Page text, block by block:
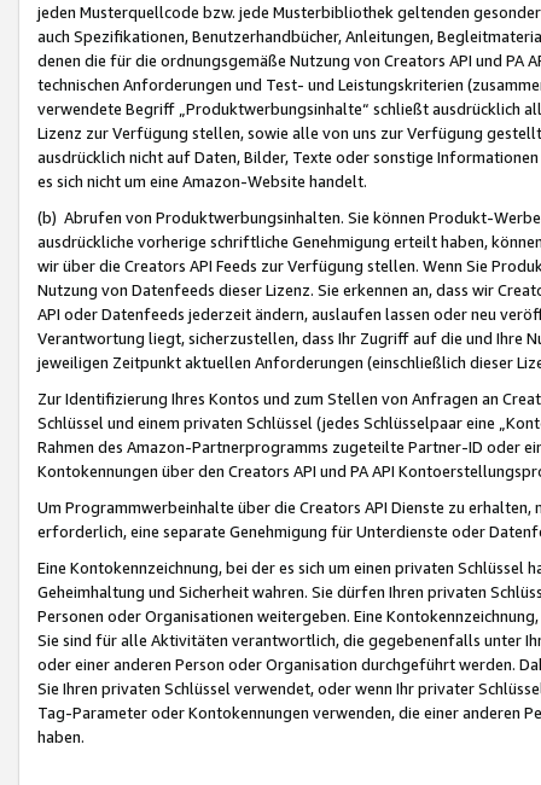
jeden Musterquellcode bzw. jede Musterbibliothek geltenden
auch Spezifikationen, Benutzerhandbücher, Anleitungen,
denen die für die ordnungsgemäße Nutzung von Creators API und PA
technischen Anforderungen und Test- und Leistungskriterien
verwendete Begriff „Produktwerbungsinhalte“ schließt ausdrücklich
Lizenz zur Verfügung stellen, sowie alle von uns zur Verfügung
ausdrücklich nicht auf Daten, Bilder, Texte oder sonstige
es sich nicht um eine Amazon-Website handelt.
(b) Abrufen von Produktwerbungsinhalten. Sie können Produkt-
ausdrückliche vorherige schriftliche Genehmigung erteilt haben,
wir über die Creators API Feeds zur Verfügung stellen. Wenn Sie
Nutzung von Datenfeeds dieser Lizenz. Sie erkennen an, dass wir
API oder Datenfeeds jederzeit ändern, auslaufen lassen oder neu
Verantwortung liegt, sicherzustellen, dass Ihr Zugriff auf die und Ihre
jeweiligen Zeitpunkt aktuellen Anforderungen (einschließlich dieser
Zur Identifizierung Ihres Kontos und zum Stellen von Anfragen an
Schlüssel und einem privaten Schlüssel (jedes Schlüsselpaar eine
Rahmen des Amazon-Partnerprogramms zugeteilte Partner-ID oder
Kontokennungen über den Creators API und PA API
Um Programmwerbeinhalte über die Creators API Dienste zu
erforderlich, eine separate Genehmigung für Unterdienste oder
Eine Kontokennzeichnung, bei der es sich um einen privaten
Geheimhaltung und Sicherheit wahren. Sie dürfen Ihren privaten
Personen oder Organisationen weitergeben. Eine
Sie sind für alle Aktivitäten verantwortlich, die gegebenenfalls unter
oder einer anderen Person oder Organisation durchgeführt werden.
Sie Ihren privaten Schlüssel verwendet, oder wenn Ihr privater
Tag-Parameter oder Kontokennungen verwenden, die einer anderen
haben.